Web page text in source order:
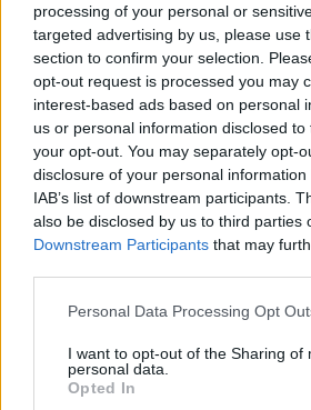
processing of your personal or
targeted advertising by us, please use
section to confirm your selection.
opt-out request is processed you may
interest-based ads based on personal
us or personal information disclosed
your opt-out. You may separately opt-
disclosure of your personal
IAB’s list of downstream participants.
also be disclosed by us to third parties
Downstream Participants that may
Please note that this website/app uses
not limited to your visit or usage
grant or deny consent to Google and
use your data for below specified
Personal Data Processing Opt
I want to opt-out of the Sharing of
personal data.
Opted In
A csatahajók is a vártnál
ami alapos vizsgálatot vont
megnyugtató eredménnyel
hajók elsüllyedése nem a
gyengeségének, vagy hibás
hanem elsősorban a
és kábelek rossz szigetelésének,
gyorsan kimosott, és ezt
szomszédos rekeszekbe is. A
voltak látva a víz terjedését
a betörő vizet, ami a
hajókban. Másik súlyos
kárelhárítása, melyről kiderült,